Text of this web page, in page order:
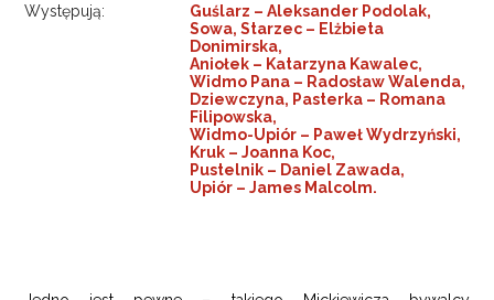
Występują:
Guślarz – Aleksander Podolak,
Sowa, Starzec – Elżbieta
Donimirska,
Aniołek – Katarzyna Kawalec,
Widmo Pana – Radosław Walenda,
Dziewczyna, Pasterka – Romana
Filipowska,
Widmo-Upiór – Paweł Wydrzyński,
Kruk – Joanna Koc,
Pustelnik – Daniel Zawada,
Upiór – James Malcolm.